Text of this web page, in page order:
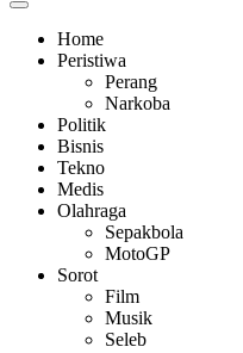
Home
Peristiwa
Perang
Narkoba
Politik
Bisnis
Tekno
Medis
Olahraga
Sepakbola
MotoGP
Sorot
Film
Musik
Seleb